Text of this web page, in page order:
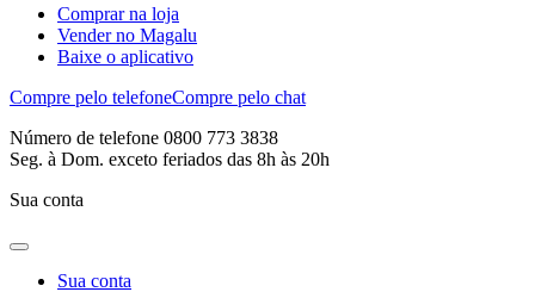
Comprar na loja
Vender no Magalu
Baixe o aplicativo
Compre pelo telefoneCompre pelo chat
Número de telefone 0800 773 3838
Seg. à Dom. exceto feriados das 8h às 20h
Sua conta
Sua conta